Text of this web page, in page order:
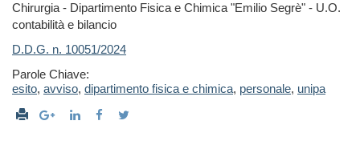
Chirurgia - Dipartimento Fisica e Chimica "Emilio Segrè" - U.O.
contabilità e bilancio
D.D.G. n. 10051/2024
Parole Chiave:
esito, avviso, dipartimento fisica e chimica, personale, unipa